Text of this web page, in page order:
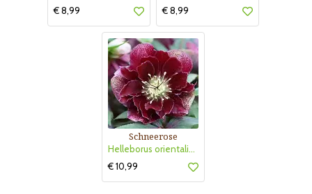
€ 8,99
€ 8,99
Schneerose
Helleborus orientalis 'Double Ellen Flash'
€ 10,99